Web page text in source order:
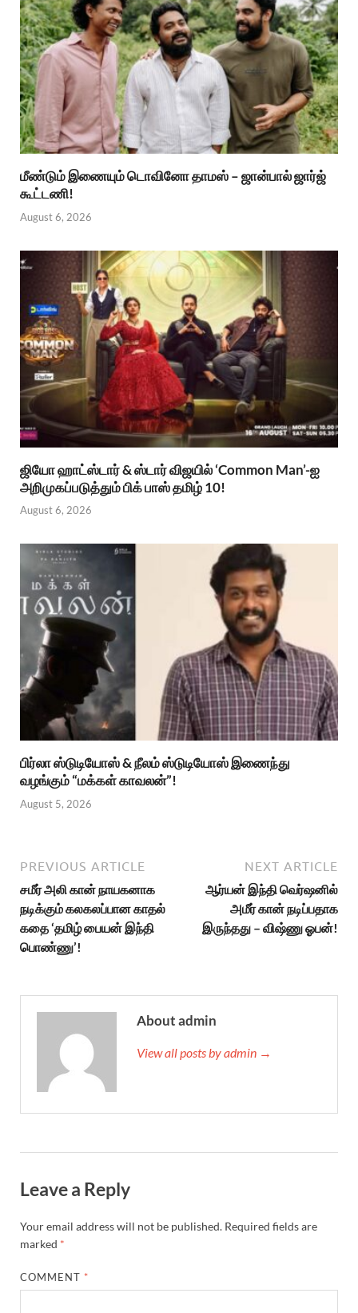
மீண்டும் இணையும் டொவினோ தாமஸ் – ஜான்பால் ஜார்ஜ்
கூட்டணி!
August 6, 2026
ஜியோ ஹாட்ஸ்டார் & ஸ்டார் விஜயில் ‘Common Man’-ஐ
அறிமுகப்படுத்தும் பிக் பாஸ் தமிழ் 10!
August 6, 2026
பிர்லா ஸ்டுடியோஸ் & நீலம் ஸ்டுடியோஸ் இணைந்து
வழங்கும் “மக்கள் காவலன்”!
August 5, 2026
PREVIOUS ARTICLE
சமீர் அலி கான் நாயகனாக
நடிக்கும் கலகலப்பான காதல்
கதை ‘தமிழ் பையன் இந்தி
பொண்ணு’!
NEXT ARTICLE
ஆர்யன் இந்தி வெர்ஷனில்
அமீர் கான் நடிப்பதாக
இருந்தது – விஷ்ணு ஓபன்!
About admin
View all posts by admin →
Leave a Reply
Your email address will not be published. Required fields are
marked *
COMMENT *